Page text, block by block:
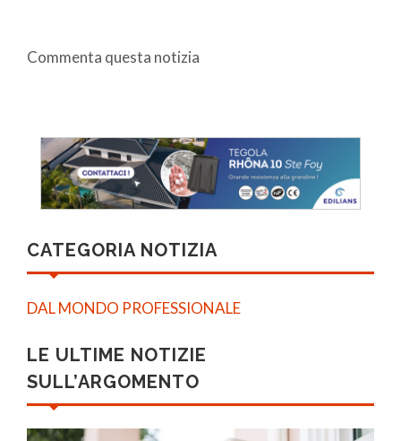
Commenta questa notizia
CATEGORIA NOTIZIA
DAL MONDO PROFESSIONALE
LE ULTIME NOTIZIE
SULL’ARGOMENTO